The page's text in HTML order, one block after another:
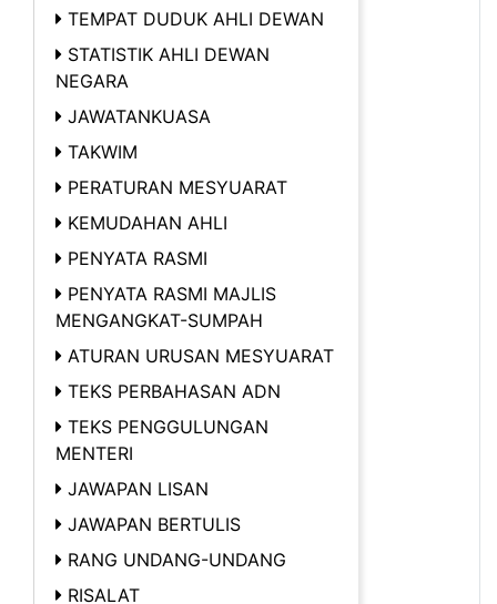
TEMPAT DUDUK AHLI DEWAN
STATISTIK AHLI DEWAN
NEGARA
JAWATANKUASA
TAKWIM
PERATURAN MESYUARAT
KEMUDAHAN AHLI
PENYATA RASMI
PENYATA RASMI MAJLIS
MENGANGKAT-SUMPAH
ATURAN URUSAN MESYUARAT
TEKS PERBAHASAN ADN
TEKS PENGGULUNGAN
MENTERI
JAWAPAN LISAN
JAWAPAN BERTULIS
RANG UNDANG-UNDANG
RISALAT